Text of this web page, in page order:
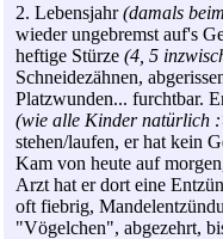
2. Lebensjahr(damals
wieder ungebremst auf's
heftige Stürze (4, 5
Schneidezähnen,
Platzwunden... furchtbar.
(wie alle Kinder natürlich
stehen/laufen, er hat kein
Kam von heute auf
Arzt hat er dort eine
oft fiebrig,
"Vögelchen", abgezehrt,